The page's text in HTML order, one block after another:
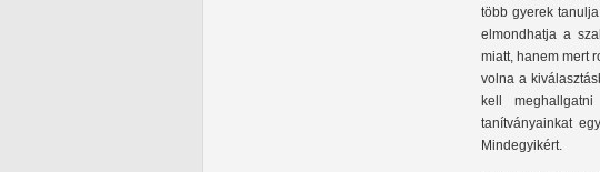
több gyerek
elmondhatja a
miatt, hanem mert
volna a
kell
tanítványainkat
Mindegyikért.